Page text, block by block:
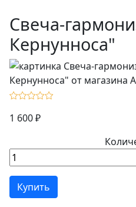
Свеча-
Кернунноса"
1 600 ₽
Купить